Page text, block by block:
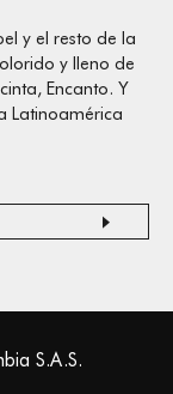
y el resto de la
y lleno de
Encanto. Y
Latinoamérica
S.A.S.